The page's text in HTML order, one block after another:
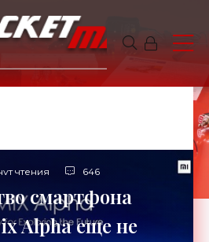
чтения 646
смартфона
Alpha еще не